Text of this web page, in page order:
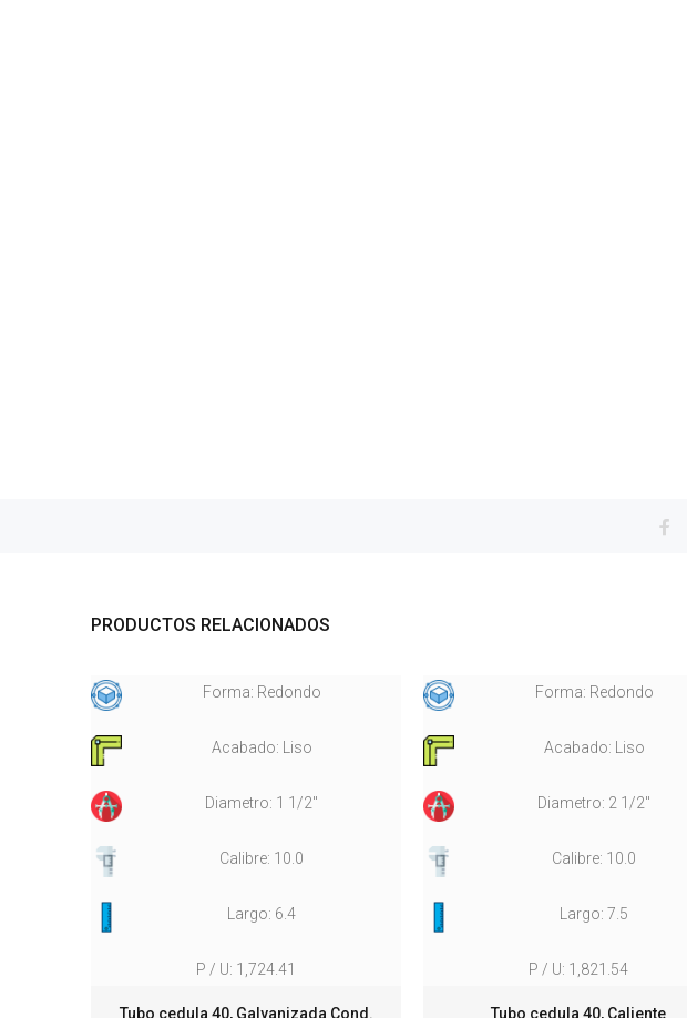
PRODUCTOS RELACIONADOS
Forma: Redondo
Acabado: Liso
Diametro: 1 1/2"
Calibre: 10.0
Largo: 6.4
P / U: 1,724.41
Tubo cedula 40, Galvanizada Cond.
Forma: Redondo
Acabado: Liso
Diametro: 2 1/2"
Calibre: 10.0
Largo: 7.5
P / U: 1,821.54
Tubo cedula 40, Caliente